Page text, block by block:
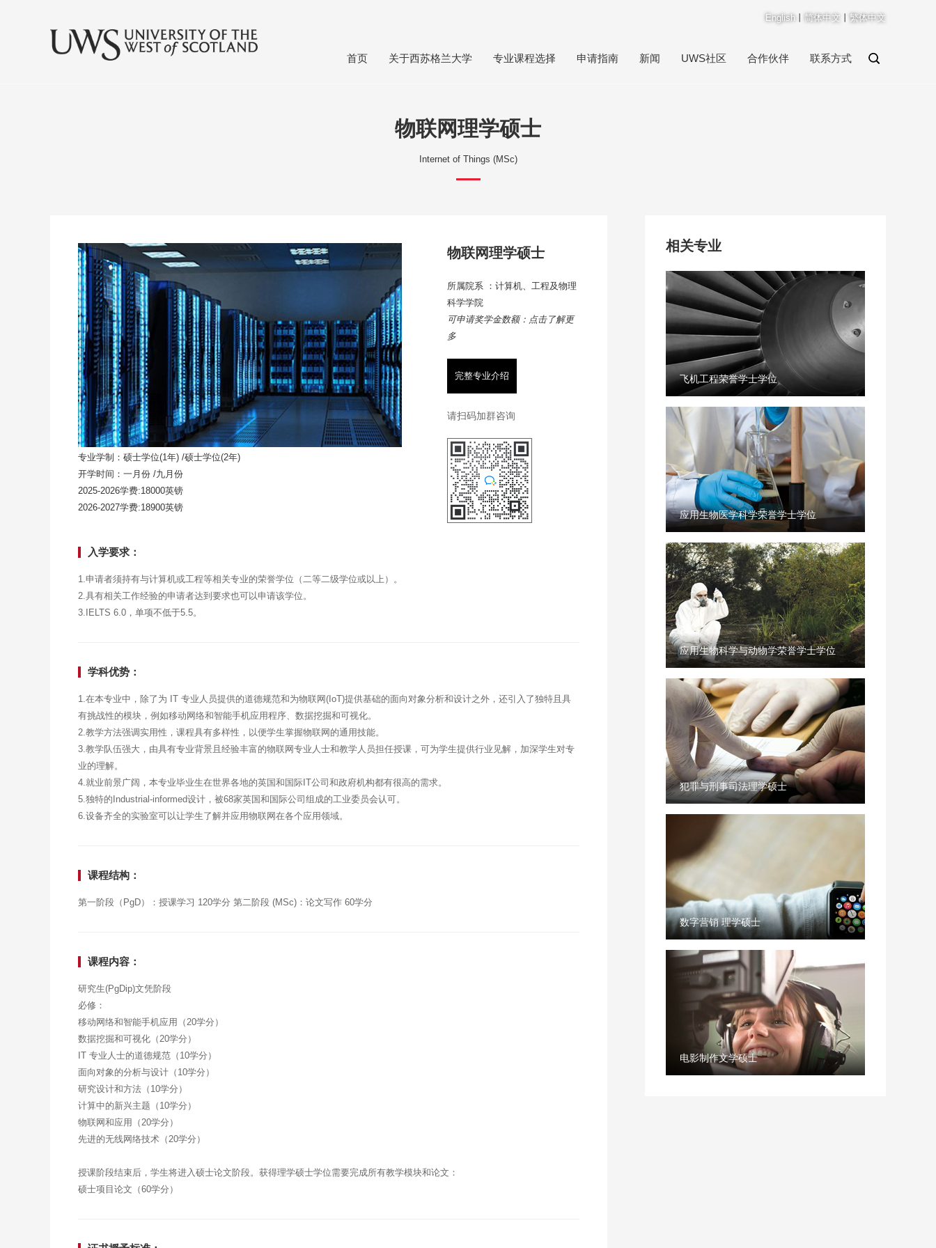
English 简体中文 繁体中文
首页 关于西苏格兰大学 专业课程选择 申请指南 新闻 UWS社区 合作伙伴 联系方式
物联网理学硕士
Internet of Things (MSc)
专业学制：硕士学位(1年) /硕士学位(2年)
开学时间：一月份 /九月份
2025-2026学费:18000英镑
2026-2027学费:18900英镑
物联网理学硕士
所属院系 ：计算机、工程及物理
科学学院
可申请奖学金数额：点击了解更
多
完整专业介绍
请扫码加群咨询
入学要求：
1.申请者须持有与计算机或工程等相关专业的荣誉学位（二等二级学位或以上）。
2.具有相关工作经验的申请者达到要求也可以申请该学位。
3.IELTS 6.0，单项不低于5.5。
学科优势：
1.在本专业中，除了为 IT 专业人员提供的道德规范和为物联网(IoT)提供基础的面向对象分析和设计之外，还引入了独特且具
有挑战性的模块，例如移动网络和智能手机应用程序、数据挖掘和可视化。
2.教学方法强调实用性，课程具有多样性，以便学生掌握物联网的通用技能。
3.教学队伍强大，由具有专业背景且经验丰富的物联网专业人士和教学人员担任授课，可为学生提供行业见解，加深学生对专
业的理解。
4.就业前景广阔，本专业毕业生在世界各地的英国和国际IT公司和政府机构都有很高的需求。
5.独特的Industrial-informed设计，被68家英国和国际公司组成的工业委员会认可。
6.设备齐全的实验室可以让学生了解并应用物联网在各个应用领域。
课程结构：
第一阶段（PgD）：授课学习 120学分 第二阶段 (MSc)：论文写作 60学分
课程内容：
研究生(PgDip)文凭阶段
必修：
移动网络和智能手机应用（20学分）
数据挖掘和可视化（20学分）
IT 专业人士的道德规范（10学分）
面向对象的分析与设计（10学分）
研究设计和方法（10学分）
计算中的新兴主题（10学分）
物联网和应用（20学分）
先进的无线网络技术（20学分）
授课阶段结束后，学生将进入硕士论文阶段。获得理学硕士学位需要完成所有教学模块和论文：
硕士项目论文（60学分）
相关专业
飞机工程荣誉学士学位
应用生物医学科学荣誉学士学位
应用生物科学与动物学荣誉学士学位
犯罪与刑事司法理学硕士
数字营销 理学硕士
电影制作文学硕士